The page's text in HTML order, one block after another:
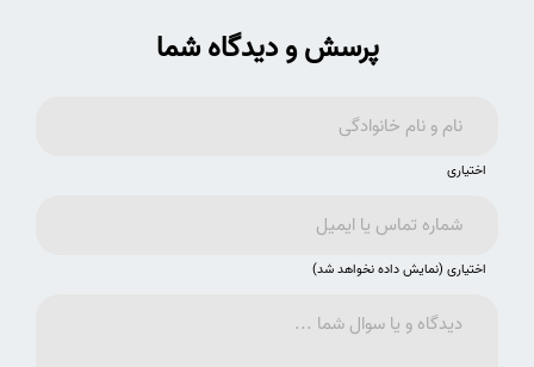
پرسش و دیدگاه شما
اختیاری
اختیاری (نمایش داده نخواهد شد)